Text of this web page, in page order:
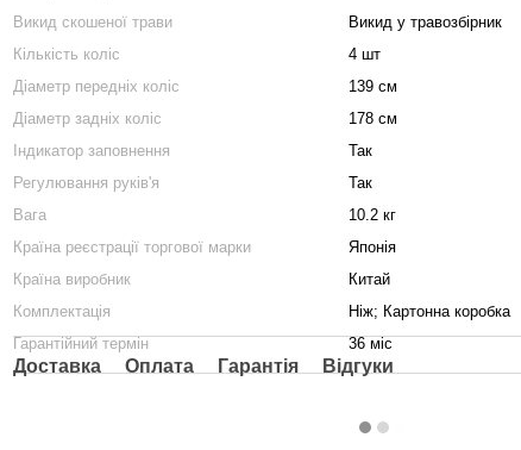
Викид скошеної трави
Викид у травозбірник
Кількість коліс
4 шт
Діаметр передніх коліс
139 см
Діаметр задніх коліс
178 см
Індикатор заповнення
Так
Регулювання руків'я
Так
Вага
10.2 кг
Країна реєстрації торгової марки
Японія
Країна виробник
Китай
Комплектація
Ніж; Картонна коробка
Гарантійний термін
36 міс
Доставка Оплата Гарантія Відгуки